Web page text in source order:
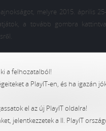
melyre 2015. április
a tovább gombra
a felhozatalból!
a PlayIT-en, és ha igazán
el az új PlayIT oldalra!
jelentkezzetek a II. PlayIT